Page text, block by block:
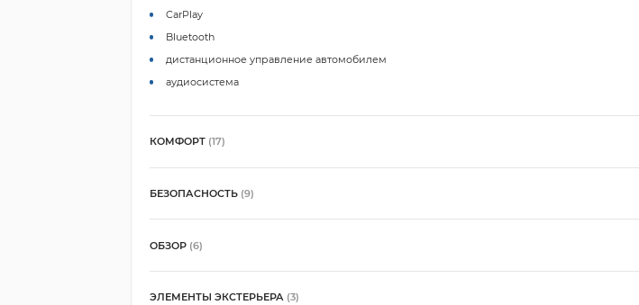
CarPlay
Bluetooth
дистанционное управление автомобилем
аудиосистема
КОМФОРТ (17)
БЕЗОПАСНОСТЬ (9)
ОБЗОР (6)
ЭЛЕМЕНТЫ ЭКСТЕРЬЕРА (3)